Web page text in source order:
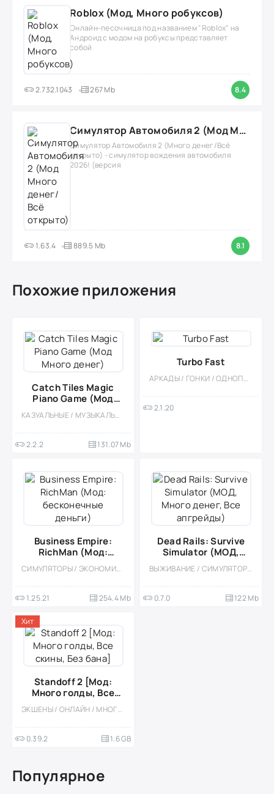
Roblox (Мод, Много робуксов)
Онлайн-песочница под названием "Roblox" на
Андроид с модом на робуксы представляет
собой
2.732.1043 267 Mb 8.4
Симулятор Автомобиля 2 (Мод Много денег/Всё открыто)
Симулятор Автомобиля 2 (Много денег/Всё
открыто) - симулятор вождения автомобиля
2026! (версия
1.63.4 889.5 Mb 8.1
Похожие приложения
Catch Tiles Magic
Piano Game (Мод
Много денег)
КАЗУАЛЬНЫЕ / МУЗЫКАЛЬНЫЕ / АРКАДЫ / ОДНОПОЛЬЗОВАТЕЛЬСКИЕ / СТИЛИЗАЦИЯ / ОФЛАЙН / ВСТРОЕННЫЙ КЕШ / МОД
2.2.2 131.07 Mb
Turbo Fast
АРКАДЫ / ГОНКИ / ОДНОПОЛЬЗОВАТЕЛЬСКИЕ / ОФЛАЙН / ДЛЯ ДЕТЕЙ / ПО МУЛЬТФИЛЬМАМ / ГОНОЧНЫЙ ШУТЕР
2.1.20
Business Empire:
RichMan (Мод:
бесконечные деньги)СИМУЛЯТОРЫ / ЭКОНОМИЧЕСКАЯ СТРАТЕГИЯ / КАЗУАЛЬНЫЕ / МОД / ОДНОПОЛЬЗОВАТЕЛЬСКИЕ / РЕАЛИЗМ / ОФЛАЙН
1.25.21 254.4 Mb
Dead Rails: Survive
Simulator (МОД,
Много денег, Все
апгрейды)
ВЫЖИВАНИЕ / СИМУЛЯТОРЫ / 3D / МОД / ОДНА ЖИЗНЬ / ОТКРЫТЫЙ МИР
0.7.0 122 Mb
Standoff 2 [Мод:
Много голды, Все
скины, Без бана]
ЭКШЕНЫ / ОНЛАЙН / МНОГОПОЛЬЗОВАТЕЛЬСКАЯ / ШУТЕРЫ / ТАКТИЧЕСКИЕ / СОРЕВНОВАТЕЛЬНАЯ / ОДНОПОЛЬЗОВАТЕЛЬСКИЕ / СТИЛИЗАЦИЯ / МОД / БОЛЬШАЯ / ОТ ПЕРВОГО ЛИЦА / ВСТРОЕННЫЙ КЕШ / 3D / ПРИВАТКИ / ГЕЙМПАД
0.39.2 1.6 GB
Хит
Популярное